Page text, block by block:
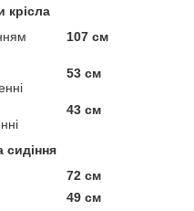
крісла
107 см
53 см
43 см
сидіння
72 см
49 см